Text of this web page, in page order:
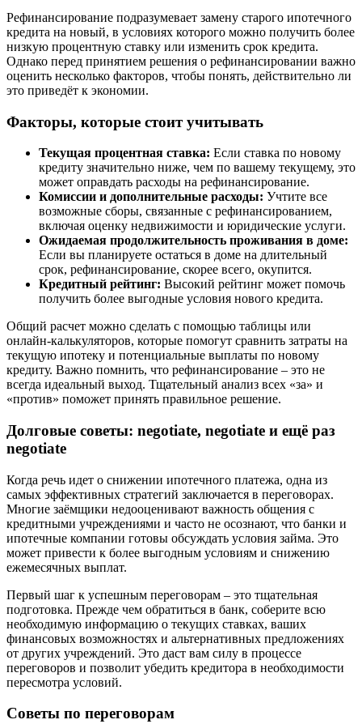
Рефинансирование подразумевает замену старого ипотечного
кредита на новый, в условиях которого можно получить более
низкую процентную ставку или изменить срок кредита.
Однако перед принятием решения о рефинансировании важно
оценить несколько факторов, чтобы понять, действительно ли
это приведёт к экономии.
Факторы, которые стоит учитывать
Текущая процентная ставка: Если ставка по новому
кредиту значительно ниже, чем по вашему текущему, это
может оправдать расходы на рефинансирование.
Комиссии и дополнительные расходы: Учтите все
возможные сборы, связанные с рефинансированием,
включая оценку недвижимости и юридические услуги.
Ожидаемая продолжительность проживания в доме:
Если вы планируете остаться в доме на длительный
срок, рефинансирование, скорее всего, окупится.
Кредитный рейтинг: Высокий рейтинг может помочь
получить более выгодные условия нового кредита.
Общий расчет можно сделать с помощью таблицы или
онлайн-калькуляторов, которые помогут сравнить затраты на
текущую ипотеку и потенциальные выплаты по новому
кредиту. Важно помнить, что рефинансирование – это не
всегда идеальный выход. Тщательный анализ всех «за» и
«против» поможет принять правильное решение.
Долговые советы: negotiate, negotiate и ещё раз
negotiate
Когда речь идет о снижении ипотечного платежа, одна из
самых эффективных стратегий заключается в переговорах.
Многие заёмщики недооценивают важность общения с
кредитными учреждениями и часто не осознают, что банки и
ипотечные компании готовы обсуждать условия займа. Это
может привести к более выгодным условиям и снижению
ежемесячных выплат.
Первый шаг к успешным переговорам – это тщательная
подготовка. Прежде чем обратиться в банк, соберите всю
необходимую информацию о текущих ставках, ваших
финансовых возможностях и альтернативных предложениях
от других учреждений. Это даст вам силу в процессе
переговоров и позволит убедить кредитора в необходимости
пересмотра условий.
Советы по переговорам